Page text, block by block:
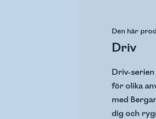
Den här
Driv
Driv-
för olika
med
dig och